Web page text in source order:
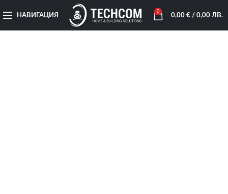
НАВИГАЦИЯ
0
0,00 €/ 0,00 ЛВ.